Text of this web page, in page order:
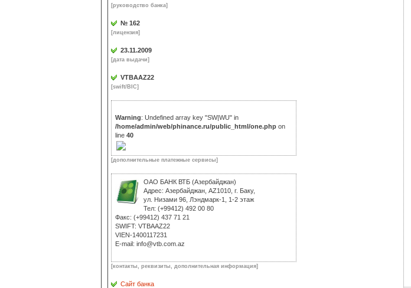
[руководство банка]
№ 162
[лицензия]
23.11.2009
[дата выдачи]
VTBAAZ22
[swift/BIC]
Warning: Undefined array key "SW|WU" in
/home/admin/web/phinance.ru/public_html/one.php on
line 40
[дополнительные платежные сервисы]
ОАО БАНК ВТБ (Азербайджан)
Адрес: Азербайджан, AZ1010, г. Баку,
ул. Низами 96, Лэндмарк-1, 1-2 этаж
Тел: (+99412) 492 00 80
Факс: (+99412) 437 71 21
SWIFT: VTBAAZ22
VIEN-1400117231
E-mail: info@vtb.com.az
[контакты, реквизиты, дополнительная информация]
Сайт банка